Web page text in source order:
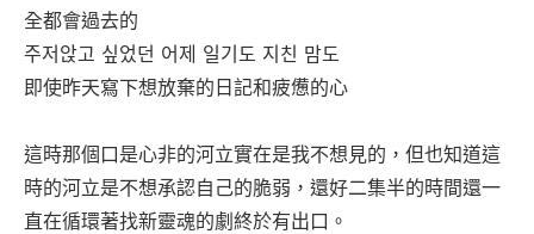
全都會過去的
주저앉고 싶었던 어제 일기도 지친 맘도
即使昨天寫下想放棄的日記和疲憊的心
這時那個口是心非的河立實在是我不想見的，但也知道這
時的河立是不想承認自己的脆弱，還好二集半的時間還一
直在循環著找新靈魂的劇終於有出口。